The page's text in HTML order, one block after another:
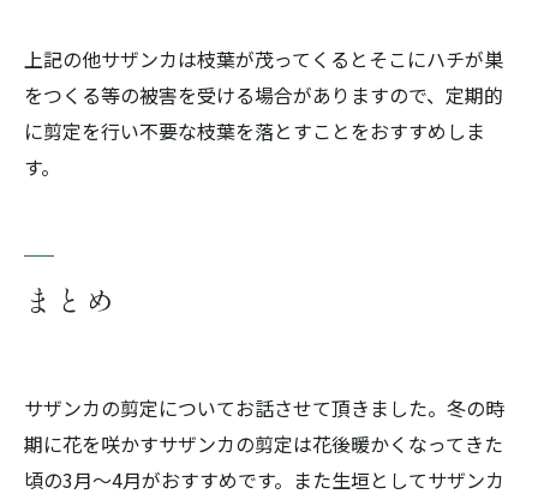
上記の他サザンカは枝葉が茂ってくるとそこにハチが巣
をつくる等の被害を受ける場合がありますので、定期的
に剪定を行い不要な枝葉を落とすことをおすすめしま
す。
まとめ
サザンカの剪定についてお話させて頂きました。冬の時
期に花を咲かすサザンカの剪定は花後暖かくなってきた
頃の3月～4月がおすすめです。また生垣としてサザンカ